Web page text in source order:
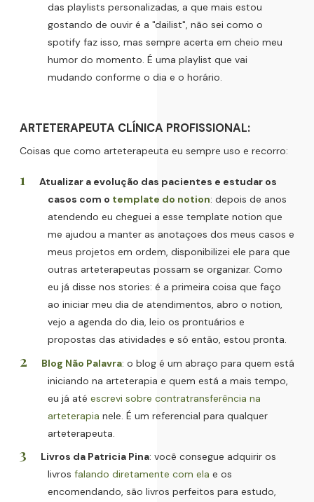
das playlists personalizadas, a que mais estou
gostando de ouvir é a "dailist", não sei como o
spotify faz isso, mas sempre acerta em cheio meu
humor do momento. É uma playlist que vai
mudando conforme o dia e o horário.
ARTETERAPEUTA CLÍNICA PROFISSIONAL:
Coisas que como arteterapeuta eu sempre uso e recorro:
Atualizar a evolução das pacientes e estudar os
casos com o template do notion: depois de anos
atendendo eu cheguei a esse template notion que
me ajudou a manter as anotaçoes dos meus casos e
meus projetos em ordem, disponibilizei ele para que
outras arteterapeutas possam se organizar. Como
eu já disse nos stories: é a primeira coisa que faço
ao iniciar meu dia de atendimentos, abro o notion,
vejo a agenda do dia, leio os prontuários e
propostas das atividades e só então, estou pronta.
Blog Não Palavra: o blog é um abraço para quem está
iniciando na arteterapia e quem está a mais tempo,
eu já até escrevi sobre contratransferência na
arteterapia nele. É um referencial para qualquer
arteterapeuta.
Livros da Patricia Pina: você consegue adquirir os
livros falando diretamente com ela e os
encomendando, são livros perfeitos para estudo,